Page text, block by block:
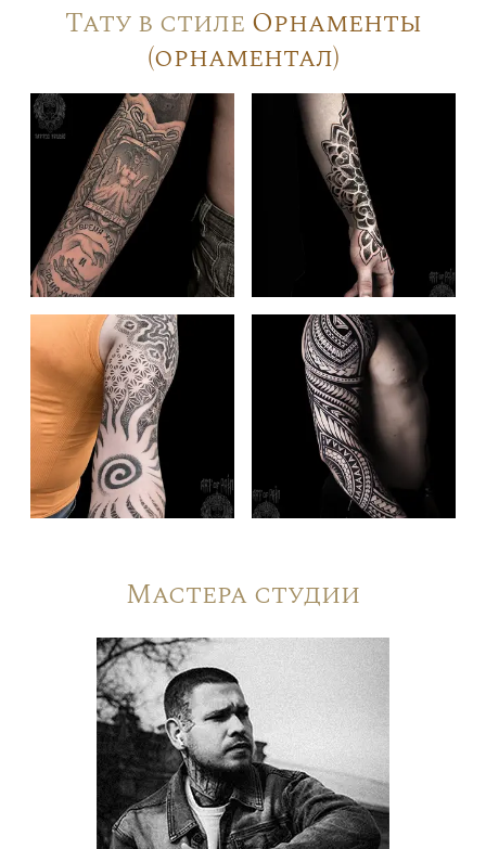
Тату в стиле Орнаменты
(орнаментал)
Мастера студии